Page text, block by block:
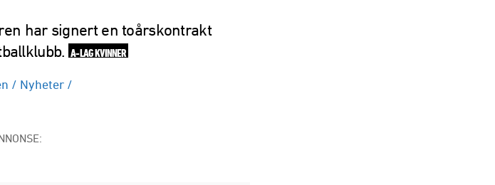
har signert en toårskontrakt
A-LAG KVINNER
/ Nyheter /